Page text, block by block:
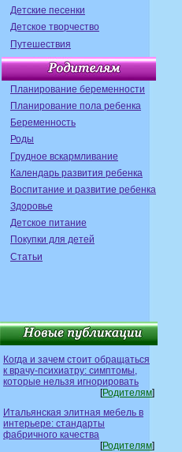
Детские песенки
Детское творчество
Путешествия
Планирование беременности
Планирование пола ребенка
Беременность
Роды
Грудное вскармливание
Календарь развития ребенка
Воспитание и развитие ребенка
Здоровье
Детское питание
Покупки для детей
Статьи
Когда и зачем стоит обращаться
к врачу-психиатру: симптомы,
которые нельзя игнорировать
[Родителям]
Итальянская элитная мебель в
интерьере: стандарты
фабричного качества
[Родителям]